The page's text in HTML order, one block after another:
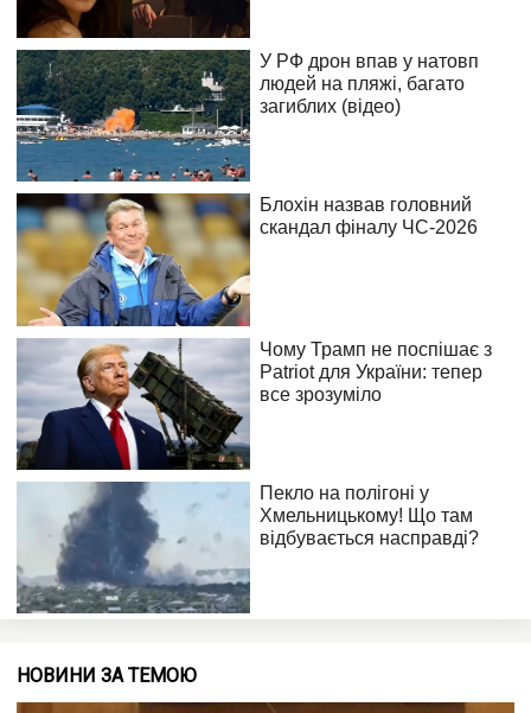
НОВИНИ ЗА ТЕМОЮ